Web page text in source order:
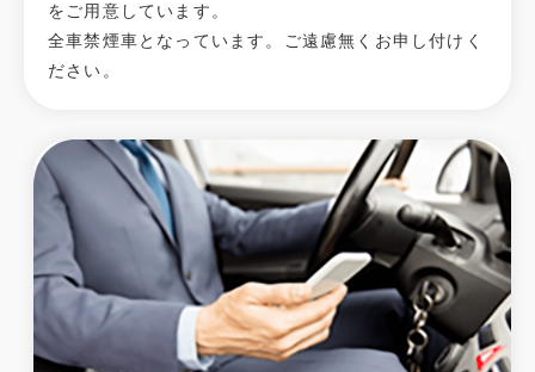
をご用意しています。
全車禁煙車となっています。ご遠慮無くお申し付けく
ださい。